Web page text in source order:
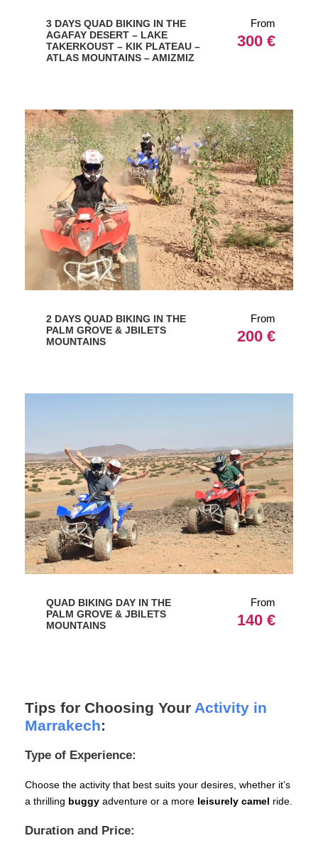
3 DAYS QUAD BIKING IN THE
AGAFAY DESERT – LAKE
TAKERKOUST – KIK PLATEAU –
ATLAS MOUNTAINS – AMIZMIZ
From
300 €
2 DAYS QUAD BIKING IN THE
PALM GROVE & JBILETS
MOUNTAINS
From
200 €
QUAD BIKING DAY IN THE
PALM GROVE & JBILETS
MOUNTAINS
From
140 €
Tips for Choosing Your Activity in
Marrakech:
Type of Experience:
Choose the activity that best suits your desires, whether it’s
a thrilling buggy adventure or a more leisurely camel ride.
Duration and Price: